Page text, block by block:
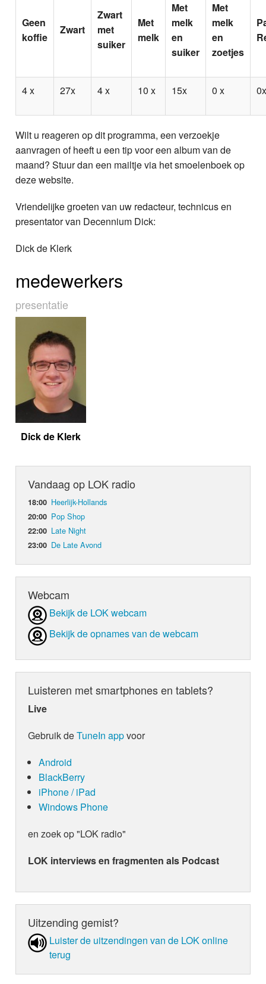
Geen
koffie
Zwart
Zwart
met
suiker
Met
melk
Met
melk
en
suiker
Met
melk
en
zoetjes
4 x 27x 4 x 10 x 15x 0 x
Wilt u reageren op dit programma, een verzoekje
aanvragen of heeft u een tip voor een album van de
maand? Stuur dan een mailtje via het smoelenboek op
deze website.
Vriendelijke groeten van uw redacteur, technicus en
presentator van Decennium Dick:
Dick de Klerk
medewerkers
presentatie
Dick de Klerk
Vandaag op LOK radio
18:00 Heerlijk-Hollands
20:00 Pop Shop
22:00 Late Night
23:00 De Late Avond
Webcam
Bekijk de LOK webcam
Bekijk de opnames van de webcam
Luisteren met smartphones en tablets?
Live
Gebruik deTuneIn appvoor
Android
BlackBerry
iPhone / iPad
Windows Phone
en zoek op "LOK radio"
LOK interviews en fragmenten als Podcast
Uitzending gemist?
Luister de uit­zen­din­gen van de LOK online
terug